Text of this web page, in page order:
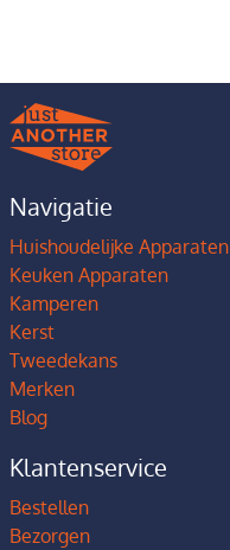
Navigatie
Huishoudelijke Apparaten
Keuken Apparaten
Kamperen
Kerst
Tweedekans
Merken
Blog
Klantenservice
Bestellen
Bezorgen